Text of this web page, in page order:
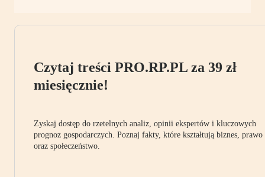
Czytaj treści PRO.RP.PL za 39 zł
miesięcznie!
Zyskaj dostęp do rzetelnych analiz, opinii ekspertów i kluczowych
prognoz gospodarczych. Poznaj fakty, które kształtują biznes, prawo
oraz społeczeństwo.